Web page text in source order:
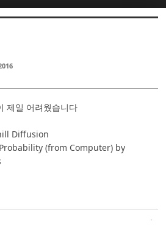
제일 어려웠습니다
Diffusion
(from Computer) by
케치북5
스케치북5
케치북5
스케치북5